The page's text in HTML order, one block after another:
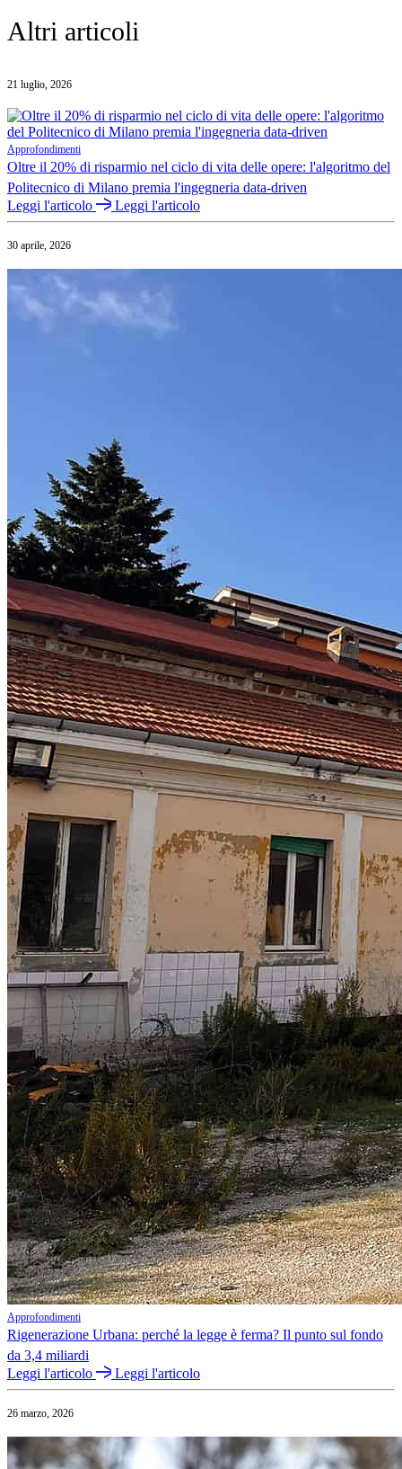
Altri articoli
21 luglio, 2026
Approfondimenti
Oltre il 20% di risparmio nel ciclo di vita delle opere: l'algoritmo del
Politecnico di Milano premia l'ingegneria data-driven
Leggi l'articolo
Leggi l'articolo
30 aprile, 2026
Approfondimenti
Rigenerazione Urbana: perché la legge è ferma? Il punto sul fondo
da 3,4 miliardi
Leggi l'articolo
Leggi l'articolo
26 marzo, 2026